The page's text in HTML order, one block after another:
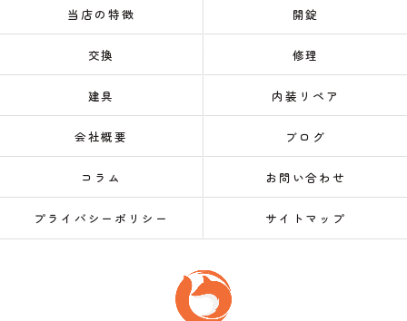
当店の特徴 開錠
交換 修理
建具 内装リペア
会社概要 ブログ
コラム お問い合わせ
プライバシーポリシー サイトマップ